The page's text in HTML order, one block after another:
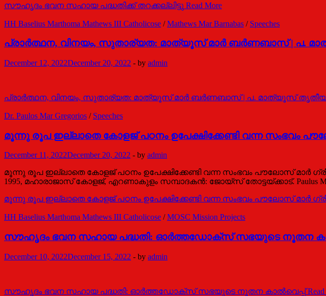
സൗഹൃദം ഭവന സഹായ പദ്ധതിക്ക് തറക്കല്ലിട്ടു Read More
HH Baselius Marthoma Mathews III Catholicose /Mathews Mar Barnabas / Speeches
പ്രാര്‍ത്ഥന, വിനയം, സുതാര്യത: മാത്യൂസ് മാര്‍ ബര്‍ണബാസ് | പ.
December 12, 2022December 20, 2022 - by admin
പ്രാര്‍ത്ഥന, വിനയം, സുതാര്യത: മാത്യൂസ് മാര്‍ ബര്‍ണബാസ് | പ. മാത്യൂസ്
Dr. Paulos Mar Gregorios / Speeches
മൂന്നു രൂപ ഇല്ലാതെ കോളജ് പഠനം ഉപേക്ഷിക്കേണ്ടി വന്ന സംഭവം
December 11, 2022December 20, 2022 - by admin
മൂന്നു രൂപ ഇല്ലാതെ കോളജ് പഠനം ഉപേക്ഷിക്കേണ്ടി വന്ന സംഭവം പൗലോസ് മാര്‍
1995, മഹാരാജാസ് കോളജ്, എറണാകുളം സമ്പാദകന്‍: ജോയ്സ് തോട്ടയ്ക്കാട്. Paulus Mar
മൂന്നു രൂപ ഇല്ലാതെ കോളജ് പഠനം ഉപേക്ഷിക്കേണ്ടി വന്ന സംഭവം പൗലോസ് മാര്‍
HH Baselius Marthoma Mathews III Catholicose /MOSC Mission Projects
സൗഹൃദം ഭവന സഹായ പദ്ധതി: ഓര്‍ത്തഡോക്സ് സഭയുടെ നൂതന
December 10, 2022December 15, 2022 - by admin
സൗഹൃദം ഭവന സഹായ പദ്ധതി: ഓര്‍ത്തഡോക്സ് സഭയുടെ നൂതന കാൽവെപ്പ്Read